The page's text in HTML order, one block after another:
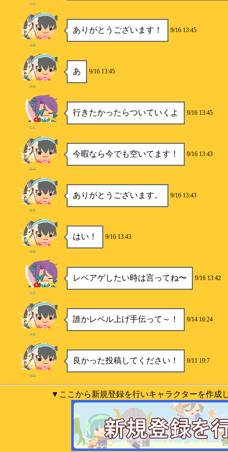
はる
ありがとうございます！ 9/16 13:45
ルカ
あ 9/16 13:45
ルカ
行きたかったらついていくよ 9/16 13:45
はる
今暇なら今でも空いてます！ 9/16 13:43
ルカ
ありがとうございます。 9/16 13:43
ルカ
はい！ 9/16 13:43
ルカ
レベアゲしたい時は言ってね〜 9/16 13:42
はる
誰かレベル上げ手伝って～！ 9/14 16:24
ルカ
良かった投稿してください！ 9/11 19:7
ルカ
▼ここから新規登録を行いキャラクターを作成